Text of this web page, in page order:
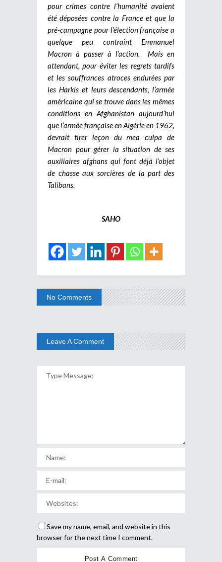
pour crimes contre l’humanité avaient
été déposées contre la France et que la
pré-campagne pour l’élection française a
quelque peu contraint Emmanuel
Macron à passer à l’action. Mais en
attendant, pour éviter les regrets tardifs
et les souffrances atroces endurées par
les Harkis et leurs descendants, l’armée
américaine qui se trouve dans les mêmes
conditions en Afghanistan aujourd’hui
que l’armée française en Algérie en 1962,
devrait tirer leçon du mea culpa de
Macron pour gérer la situation de ses
auxiliaires afghans qui font déjà l’objet
de chasse aux sorcières de la part des
Talibans.
SAHO
No Comments
Leave A Comment
Save my name, email, and website in this
browser for the next time I comment.